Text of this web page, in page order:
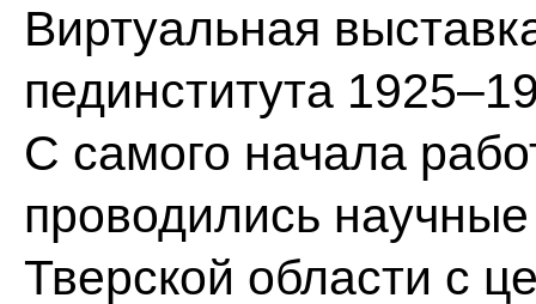
Виртуальная
пединститута
С самого начала
проводились
Тверской области с